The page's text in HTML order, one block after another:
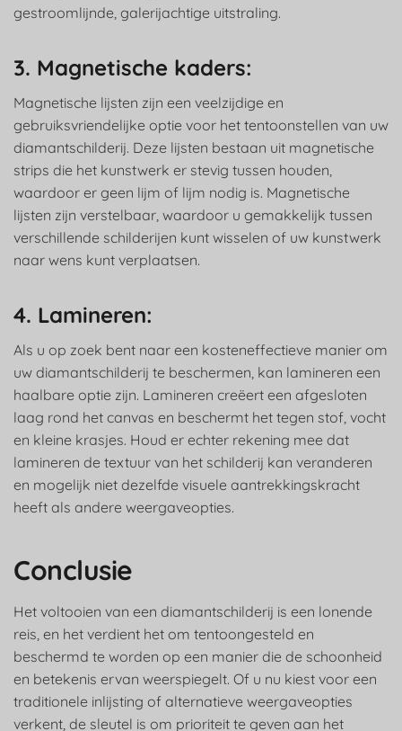
gestroomlijnde, galerijachtige uitstraling.
3. Magnetische kaders:
Magnetische lijsten zijn een veelzijdige en
gebruiksvriendelijke optie voor het tentoonstellen van uw
diamantschilderij. Deze lijsten bestaan uit magnetische
strips die het kunstwerk er stevig tussen houden,
waardoor er geen lijm of lijm nodig is. Magnetische
lijsten zijn verstelbaar, waardoor u gemakkelijk tussen
verschillende schilderijen kunt wisselen of uw kunstwerk
naar wens kunt verplaatsen.
4. Lamineren:
Als u op zoek bent naar een kosteneffectieve manier om
uw diamantschilderij te beschermen, kan lamineren een
haalbare optie zijn. Lamineren creëert een afgesloten
laag rond het canvas en beschermt het tegen stof, vocht
en kleine krasjes. Houd er echter rekening mee dat
lamineren de textuur van het schilderij kan veranderen
en mogelijk niet dezelfde visuele aantrekkingskracht
heeft als andere weergaveopties.
Conclusie
Het voltooien van een diamantschilderij is een lonende
reis, en het verdient het om tentoongesteld en
beschermd te worden op een manier die de schoonheid
en betekenis ervan weerspiegelt. Of u nu kiest voor een
traditionele inlijsting of alternatieve weergaveopties
verkent, de sleutel is om prioriteit te geven aan het